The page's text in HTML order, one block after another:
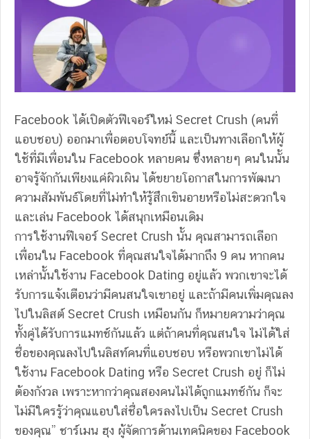
Facebook ได้เปิดตัวฟีเจอร์ใหม่ Secret Crush (คนที่
แอบชอบ) ออกมาเพื่อตอบโจทย์นี้ และเป็นทางเลือกให้ผู้
ใช้ที่มีเพื่อนใน Facebook หลายคน ซึ่งหลายๆ คนในนั้น
อาจรู้จักกันเพียงแค่ผิวเผิน ได้ขยายโอกาสในการพัฒนา
ความสัมพันธ์โดยที่ไม่ทำให้รู้สึกเขินอายหรือไม่สะดวกใจ
และเล่น Facebook ได้สนุกเหมือนเดิม
การใช้งานฟีเจอร์ Secret Crush นั้น คุณสามารถเลือก
เพื่อนใน Facebook ที่คุณสนใจได้มากถึง 9 คน หากคน
เหล่านั้นใช้งาน Facebook Dating อยู่แล้ว พวกเขาจะได้
รับการแจ้งเตือนว่ามีคนสนใจเขาอยู่ และถ้ามีคนเพิ่มคุณลง
ไปในลิสต์ Secret Crush เหมือนกัน ก็หมายความว่าคุณ
ทั้งคู่ได้รับการแมทช์กันแล้ว แต่ถ้าคนที่คุณสนใจ ไม่ได้ใส่
ชื่อของคุณลงไปในลิสท์คนที่แอบชอบ หรือพวกเขาไม่ได้
ใช้งาน Facebook Dating หรือ Secret Crush อยู่ ก็ไม่
ต้องกังวล เพราะหากว่าคุณสองคนไม่ได้ถูกแมทช์กัน ก็จะ
ไม่มีใครรู้ว่าคุณแอบใส่ชื่อใครลงไปเป็น Secret Crush
ของคุณ” ชาร์เมน ฮุง ผู้จัดการด้านเทคนิคของ Facebook